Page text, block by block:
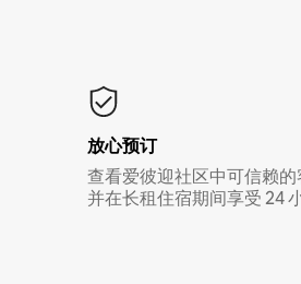
放心预订
查看爱彼迎社区中可信赖的
并在长租住宿期间享受 24